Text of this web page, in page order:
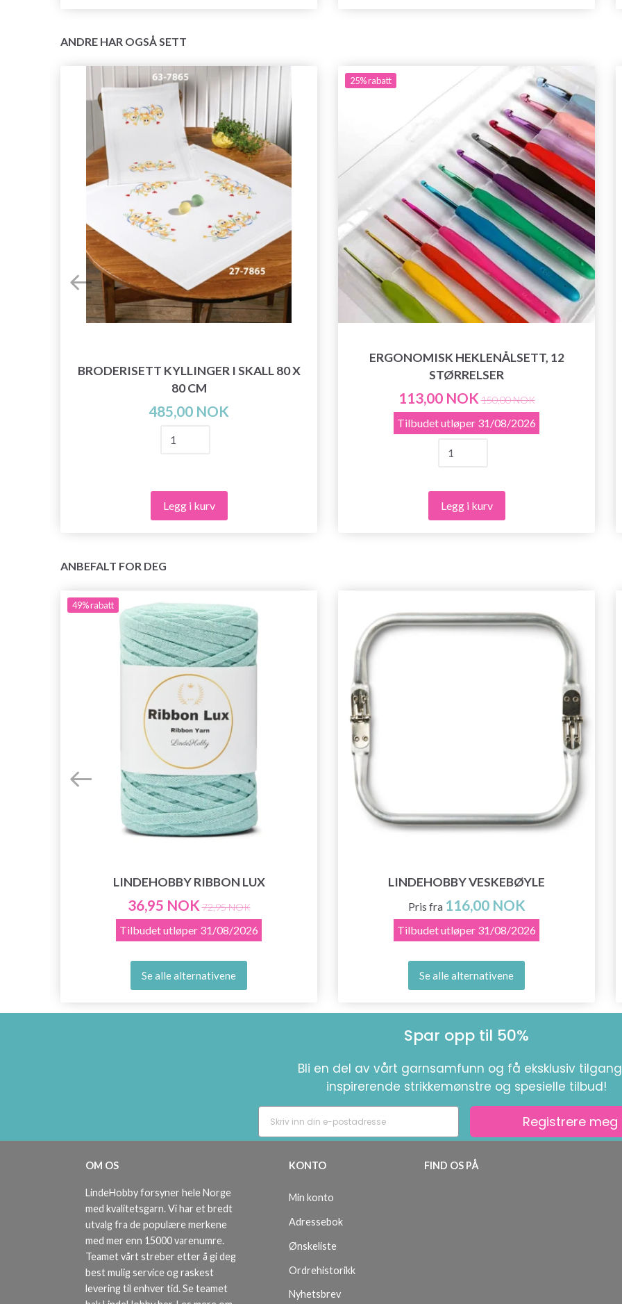
ANDRE HAR OGSÅ SETT
BRODERISETT KYLLINGER I SKALL 80 X
80 CM
485,00 NOK
Legg i kurv
25%rabatt
ERGONOMISK HEKLENÅLSETT, 12
STØRRELSER
113,00 NOK 150,00 NOK
Tilbudet utløper 31/08/2026
Legg i kurv
ANBEFALT FOR DEG
49%rabatt
LINDEHOBBY RIBBON LUX
36,95 NOK 72,95 NOK
Tilbudet utløper 31/08/2026
Se alle alternativene
LINDEHOBBY VESKEBØYLE
Pris fra 116,00 NOK
Tilbudet utløper 31/08/2026
Se alle alternativene
Spar opp til 50%
Bli en del av vårt garnsamfunn og få eksklusiv
inspirerende strikkemønstre og spesielle tilbud!
Registrere meg
OM OS
LindeHobby forsyner hele Norge
med kvalitetsgarn. Vi har et bredt
utvalg fra de populære merkene
med mer enn 15000 varenumre.
Teamet vårt streber etter å gi deg
best mulig service og raskest
levering til enhver tid. Se teamet
KONTO
Min konto
Adressebok
Ønskeliste
Ordrehistorikk
Nyhetsbrev
FIND OS PÅ